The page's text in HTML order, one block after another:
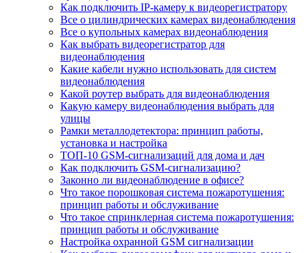
Как подключить IP-камеру к видеорегистратору
Все о цилиндрических камерах видеонаблюдения
Все о купольных камерах видеонаблюдения
Как выбрать видеорегистратор для
видеонаблюдения
Какие кабели нужно использовать для систем
видеонаблюдения
Какой роутер выбрать для видеонаблюдения
Какую камеру видеонаблюдения выбрать для
улицы
Рамки металлодетектора: принцип работы,
установка и настройка
ТОП-10 GSM-сигнализаций для дома и дач
Как подключить GSM-сигнализацию?
Законно ли видеонаблюдение в офисе?
Что такое порошковая система пожаротушения:
принцип работы и обслуживание
Что такое спринклерная система пожаротушения:
принцип работы и обслуживание
Настройка охранной GSM сигнализации